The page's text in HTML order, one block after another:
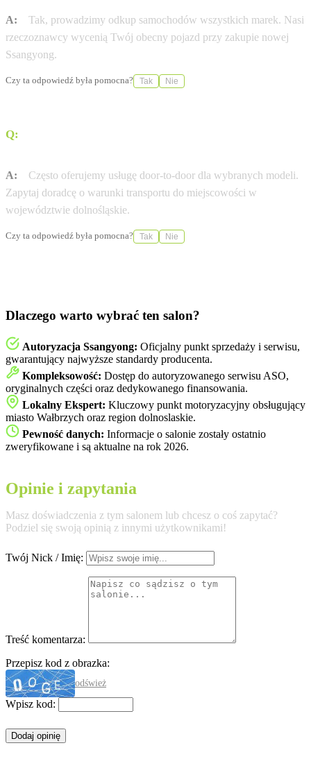
A:
Tak, prowadzimy odkup samochodów wszystkich marek. Nasi
rzeczoznawcy wycenią Twój obecny pojazd przy zakupie nowej
Ssangyong.
Czy ta odpowiedź była pomocna? Tak Nie
Q:
A:
Często oferujemy usługę door-to-door dla wybranych modeli.
Zapytaj doradcę o warunki transportu do miejscowości w
województwie dolnośląskie.
Czy ta odpowiedź była pomocna? Tak Nie
Dlaczego warto wybrać ten salon?
Autoryzacja Ssangyong: Oficjalny punkt sprzedaży i serwisu,
gwarantujący najwyższe standardy producenta.
Kompleksowość: Dostęp do autoryzowanego serwisu ASO,
oryginalnych części oraz dedykowanego finansowania.
Lokalny Ekspert: Kluczowy punkt motoryzacyjny obsługujący
miasto Wałbrzych oraz region dolnoslaskie.
Pewność danych: Informacje o salonie zostały ostatnio
zweryfikowane i są aktualne na rok 2026.
Opinie i zapytania
Masz doświadczenia z tym salonem lub chcesz o coś zapytać?
Podziel się swoją opinią z innymi użytkownikami!
Twój Nick / Imię:
Treść komentarza:
Przepisz kod z obrazka:
odśwież
Wpisz kod: